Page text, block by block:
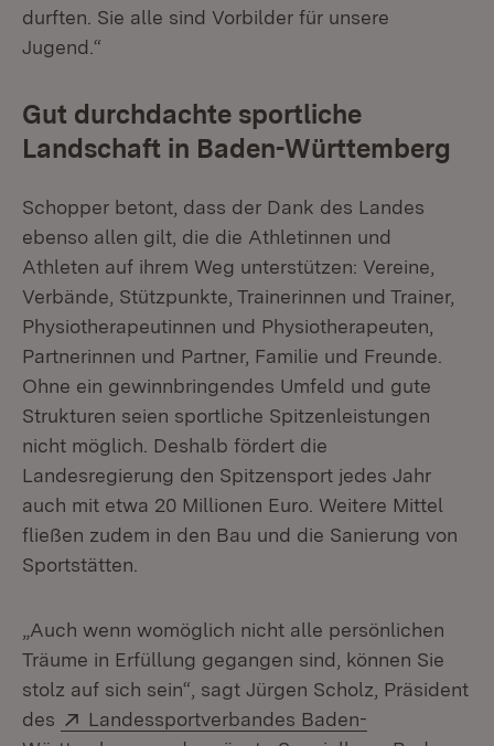
durften. Sie alle sind Vorbilder für unsere
Jugend.“
Gut durchdachte sportliche
Landschaft in Baden-Württemberg
Schopper betont, dass der Dank des Landes
ebenso allen gilt, die die Athletinnen und
Athleten auf ihrem Weg unterstützen: Vereine,
Verbände, Stützpunkte, Trainerinnen und Trainer,
Physiotherapeutinnen und Physiotherapeuten,
Partnerinnen und Partner, Familie und Freunde.
Ohne ein gewinnbringendes Umfeld und gute
Strukturen seien sportliche Spitzenleistungen
nicht möglich. Deshalb fördert die
Landesregierung den Spitzensport jedes Jahr
auch mit etwa 20 Millionen Euro. Weitere Mittel
fließen zudem in den Bau und die Sanierung von
Sportstätten.
„Auch wenn womöglich nicht alle persönlichen
Träume in Erfüllung gegangen sind, können Sie
stolz auf sich sein“, sagt Jürgen Scholz, Präsident
des
Extern:
Landessportverbandes Baden-